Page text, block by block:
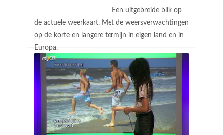
Een uitgebreide blik op
de actuele weerkaart. Met de weersverwachtingen
op de korte en langere termijn in eigen land en in
Europa.